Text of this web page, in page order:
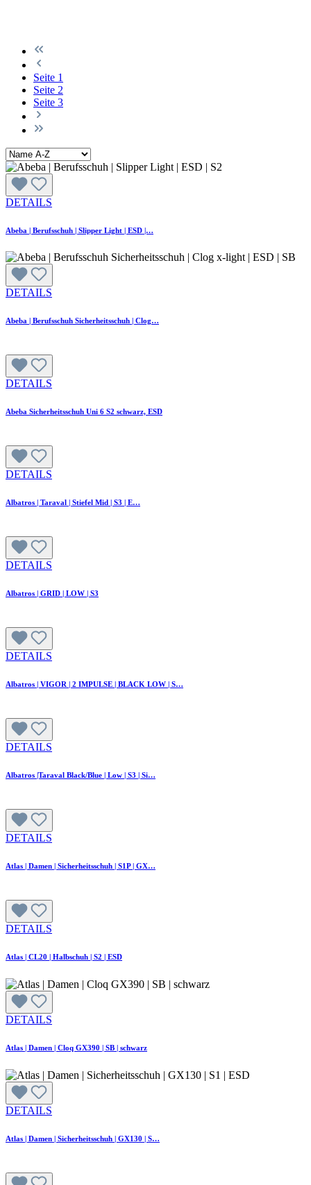
Seite 1
Seite 2
Seite 3
DETAILS
Abeba | Berufsschuh | Slipper Light | ESD |…
DETAILS
Abeba | Berufsschuh Sicherheitsschuh | Clog…
DETAILS
Abeba Sicherheitsschuh Uni 6 S2 schwarz, ESD
DETAILS
Albatros | Taraval | Stiefel Mid | S3 | E…
DETAILS
Albatros | GRID | LOW | S3
DETAILS
Albatros | VIGOR | 2 IMPULSE | BLACK LOW | S…
DETAILS
Albatros |Taraval Black/Blue | Low | S3 | Si…
DETAILS
Atlas | Damen | Sicherheitsschuh | S1P | GX…
DETAILS
Atlas | CL20 | Halbschuh | S2 | ESD
DETAILS
Atlas | Damen | Cloq GX390 | SB | schwarz
DETAILS
Atlas | Damen | Sicherheitsschuh | GX130 | S…